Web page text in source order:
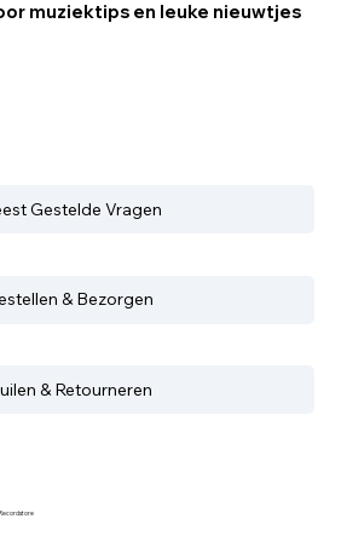
muziektips en leuke nieuwtjes
Gestelde Vragen
& Bezorgen
& Retourneren